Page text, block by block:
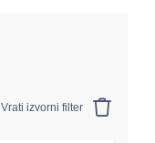
Vrati izvorni filter